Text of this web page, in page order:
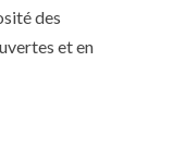
des
et en